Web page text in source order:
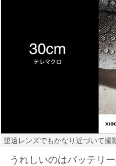
望遠レンズでもかなり近づいて撮
うれしいのはバッテリ